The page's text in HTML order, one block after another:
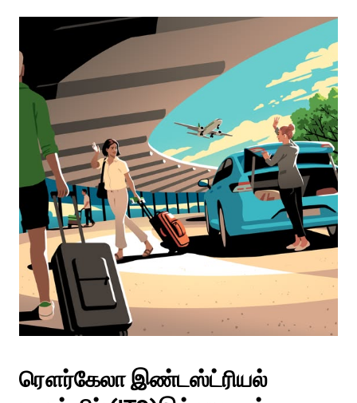
தேர்ந்தெடுக்கவும்.
மூட
எஸ்கேப்
பொத்தான்
அழுத்தவும்.
ரௌர்கேலா இண்டஸ்ட்ரியல்